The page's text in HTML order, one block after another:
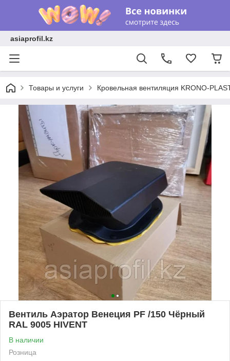
asiaprofil.kz
Товары и услуги Кровельная вентиляция KRONO-
Вентиль Аэратор Венеция PF /150 Чёрный
RAL 9005 HIVENT
В наличии
Розница